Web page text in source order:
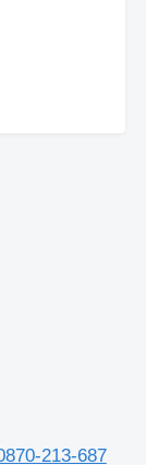
213-687